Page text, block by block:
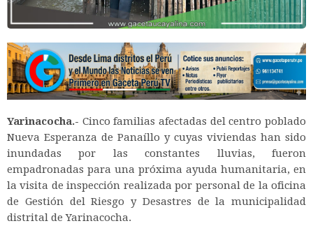
Yarinacocha.- Cinco familias afectadas del centro poblado
Nueva Esperanza de Panaíllo y cuyas viviendas han sido
inundadas por las constantes lluvias, fueron
empadronadas para una próxima ayuda humanitaria, en
la visita de inspección realizada por personal de la oficina
de Gestión del Riesgo y Desastres de la municipalidad
distrital de Yarinacocha.